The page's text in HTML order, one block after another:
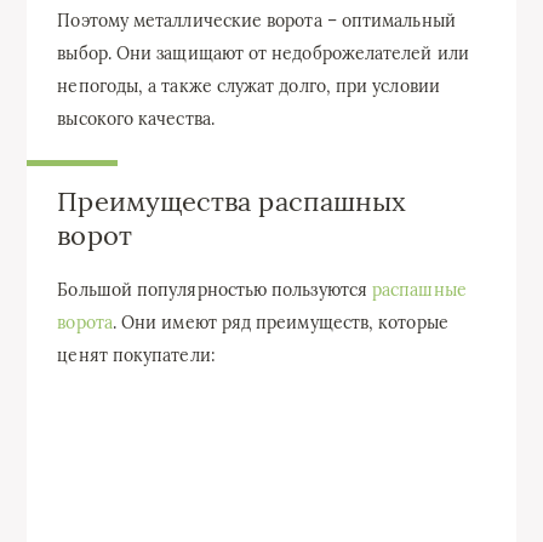
Поэтому металлические ворота – оптимальный
выбор. Они защищают от недоброжелателей или
непогоды, а также служат долго, при условии
высокого качества.
Преимущества распашных
ворот
Большой популярностью пользуютсяраспашные
ворота. Они имеют ряд преимуществ, которые
ценят покупатели: